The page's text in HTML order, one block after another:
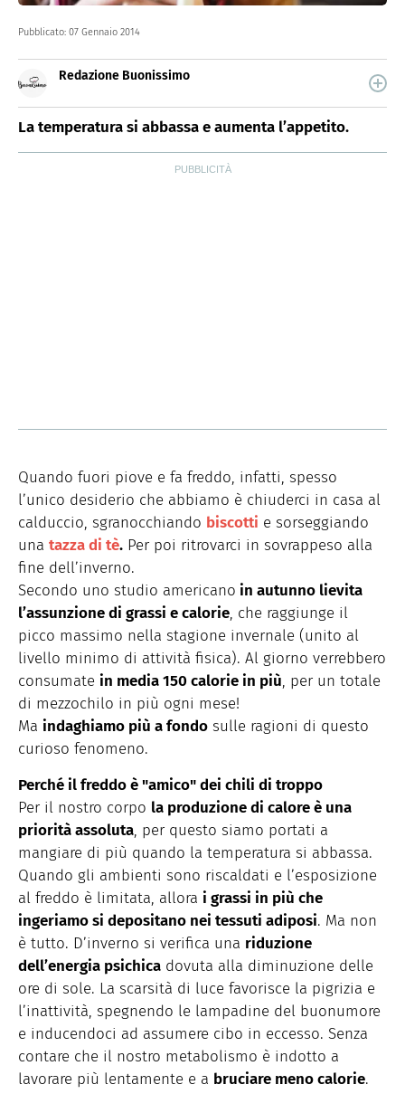
Pubblicato: 07 Gennaio 2014
Redazione Buonissimo
quale trovi idee veloci, facili e spiegate passo passo.
La temperatura si abbassa e aumenta l’appetito.
Quando fuori piove e fa freddo, infatti, spesso
l’unico desiderio che abbiamo è chiuderci in casa al
calduccio, sgranocchiando biscotti e sorseggiando
una tazza di tè. Per poi ritrovarci in sovrappeso alla
fine dell’inverno.
Secondo uno studio americano in autunno lievita
l’assunzione di grassi e calorie, che raggiunge il
picco massimo nella stagione invernale (unito al
livello minimo di attività fisica). Al giorno verrebbero
consumate in media 150 calorie in più, per un totale
di mezzochilo in più ogni mese!
Ma indaghiamo più a fondo sulle ragioni di questo
curioso fenomeno.
Perché il freddo è "amico" dei chili di troppo
Per il nostro corpo la produzione di calore è una
priorità assoluta, per questo siamo portati a
mangiare di più quando la temperatura si abbassa.
Quando gli ambienti sono riscaldati e l’esposizione
al freddo è limitata, allora i grassi in più che
ingeriamo si depositano nei tessuti adiposi. Ma non
è tutto. D’inverno si verifica una riduzione
dell’energia psichica dovuta alla diminuzione delle
ore di sole. La scarsità di luce favorisce la pigrizia e
l’inattività, spegnendo le lampadine del buonumore
e inducendoci ad assumere cibo in eccesso. Senza
contare che il nostro metabolismo è indotto a
lavorare più lentamente e a bruciare meno calorie.